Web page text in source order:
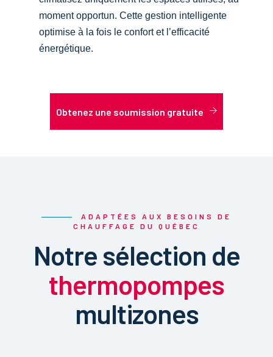
moment opportun. Cette gestion intelligente
optimise à la fois le confort et l’efficacité
énergétique.
Obtenez une soumission gratuite
ADAPTÉES AUX BESOINS DE
CHAUFFAGE DU QUÉBEC
Notre sélection de
thermopompes
multizones